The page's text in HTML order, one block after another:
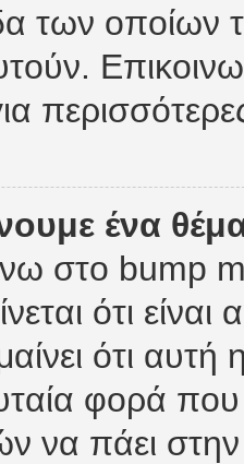
των οποίων
ένα
στο bump
ότι
ότι αυτή
φορά που
να πάει